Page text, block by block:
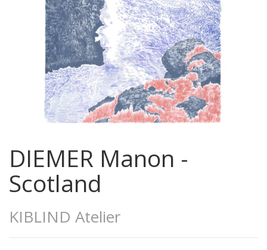
DIEMER Manon -
Scotland
KIBLIND Atelier